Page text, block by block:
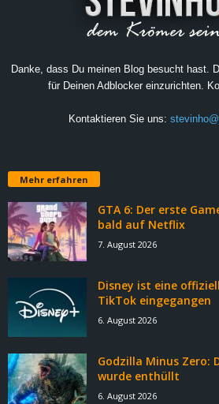
Danke, dass Du meinen Blog besucht hast.
für Deinen Adblocker einzurichten.
Kontaktieren Sie uns:
Mehr erfahren
GTA 6: Der erste
bald auf Netflix
7. August 2026
Disney ist eine
TikTok eingegangen
6. August 2026
Godzilla Minus Zero:
wurde enthüllt
6. August 2026